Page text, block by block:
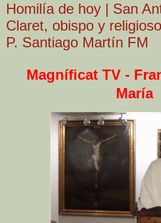
Homilía de hoy | San
Claret, obispo y
P. Santiago Martín FM
Magníficat TV -
María